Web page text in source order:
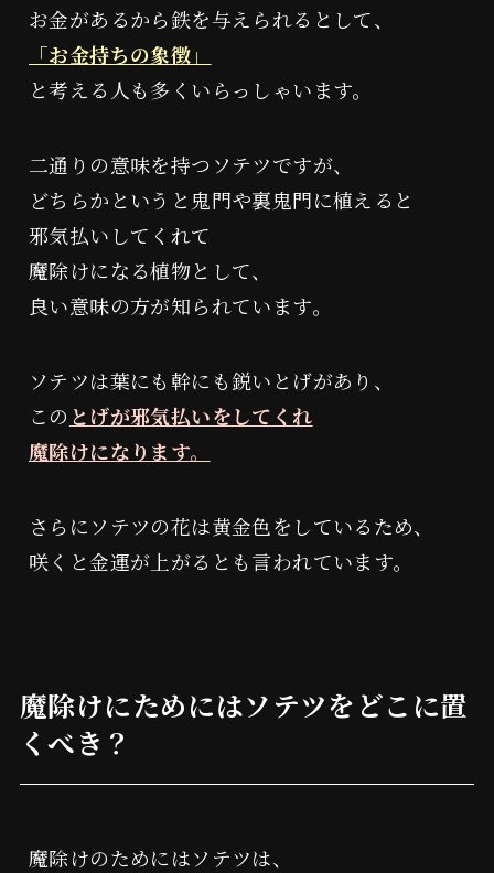
お金があるから鉄を与えられるとして、
「お金持ちの象徴」
と考える人も多くいらっしゃいます。
二通りの意味を持つソテツですが、
どちらかというと鬼門や裏鬼門に植えると
邪気払いしてくれて
魔除けになる植物として、
良い意味の方が知られています。
ソテツは葉にも幹にも鋭いとげがあり、
この とげが邪気払いをしてくれ
魔除けになります。
さらにソテツの花は黄金色をしているため、
咲くと金運が上がるとも言われています。
魔除けにためにはソテツをどこに置
くべき？
魔除けのためにはソテツは、